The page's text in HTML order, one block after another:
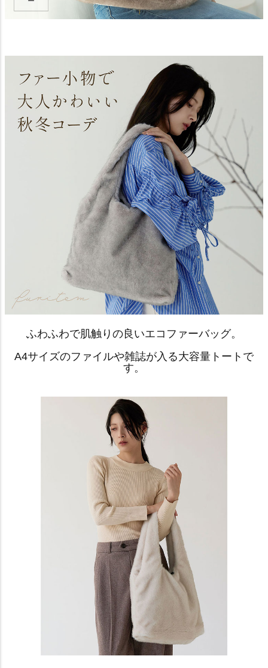
ふわふわで肌触りの良いエコファーバッグ。
A4サイズのファイルや雑誌が入る大容量トートで
す。